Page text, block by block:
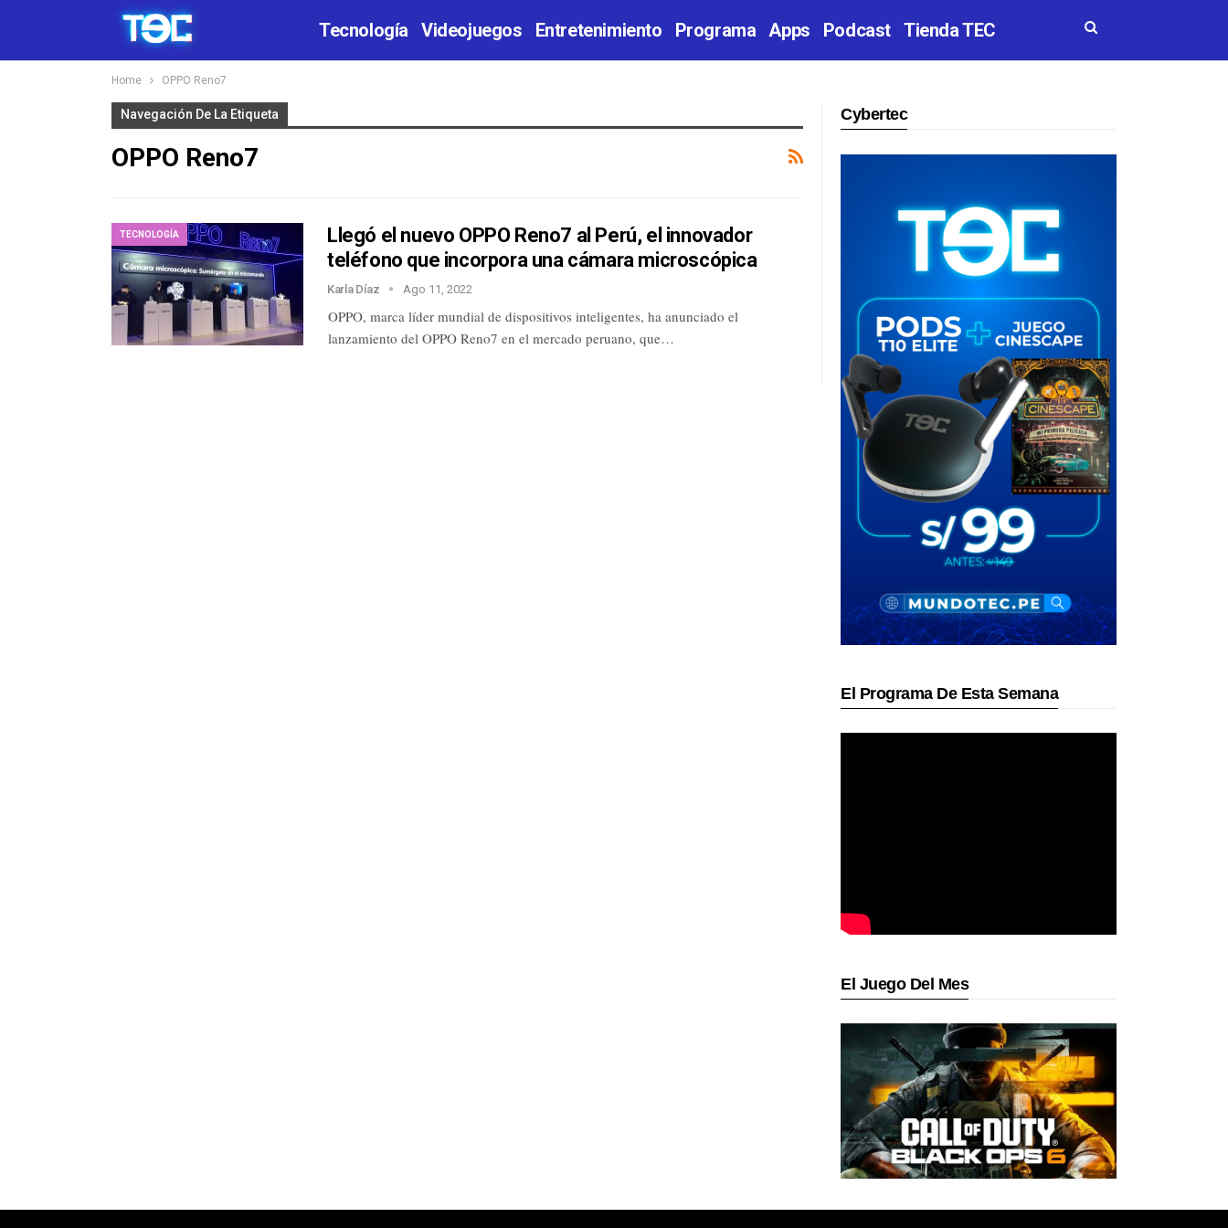
Tecnología Videojuegos Entretenimiento Programa Apps Podcast Tienda TEC
Home OPPO Reno7
Navegación De La Etiqueta
OPPO Reno7
TECNOLOGÍA
Llegó el nuevo OPPO Reno7 al Perú, el innovador
teléfono que incorpora una cámara microscópica
Karla Díaz Ago 11, 2022
OPPO, marca líder mundial de dispositivos inteligentes, ha anunciado el
lanzamiento del OPPO Reno7 en el mercado peruano, que…
Cybertec
El Programa De Esta Semana
El Juego Del Mes